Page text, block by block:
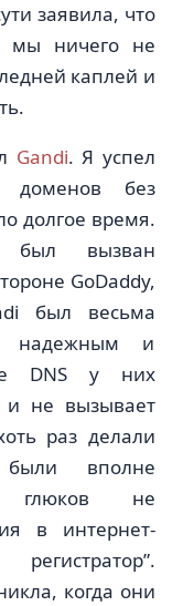
заявила, что
мы ничего не
каплей и
Gandi. Я успел
доменов без
долгое время.
был вызван
GoDaddy,
был весьма
надежным и
DNS у них
и не вызывает
раз делали
вполне
глюков не
в интернет-
когда они